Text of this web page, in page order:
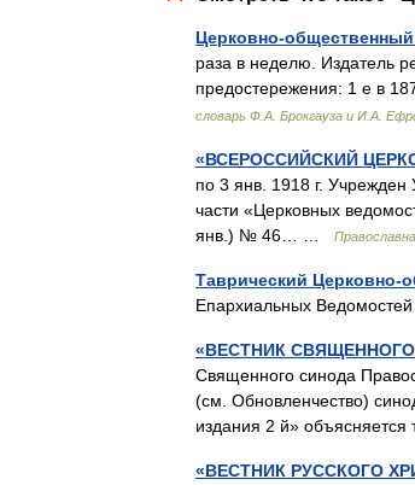
Церковно-общественный
раза в неделю. Издатель
предостережения: 1 е в
словарь Ф.А. Брокгауза и И.А.
«ВСЕРОССИЙСКИЙ
по 3 янв. 1918 г.
части «Церковных
янв.) № 46… …
Таврический Церковно-
Епархиальных
«ВЕСТНИК
Священного синода
(см. Обновленчество)
издания 2 й»
«ВЕСТНИК РУССКОГО